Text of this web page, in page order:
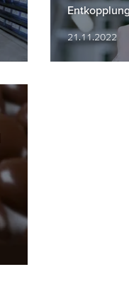
21.11.2022